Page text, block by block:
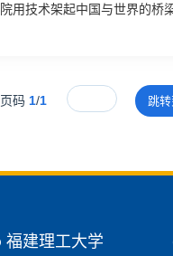
页码 1/1 跳转
福建理工大学